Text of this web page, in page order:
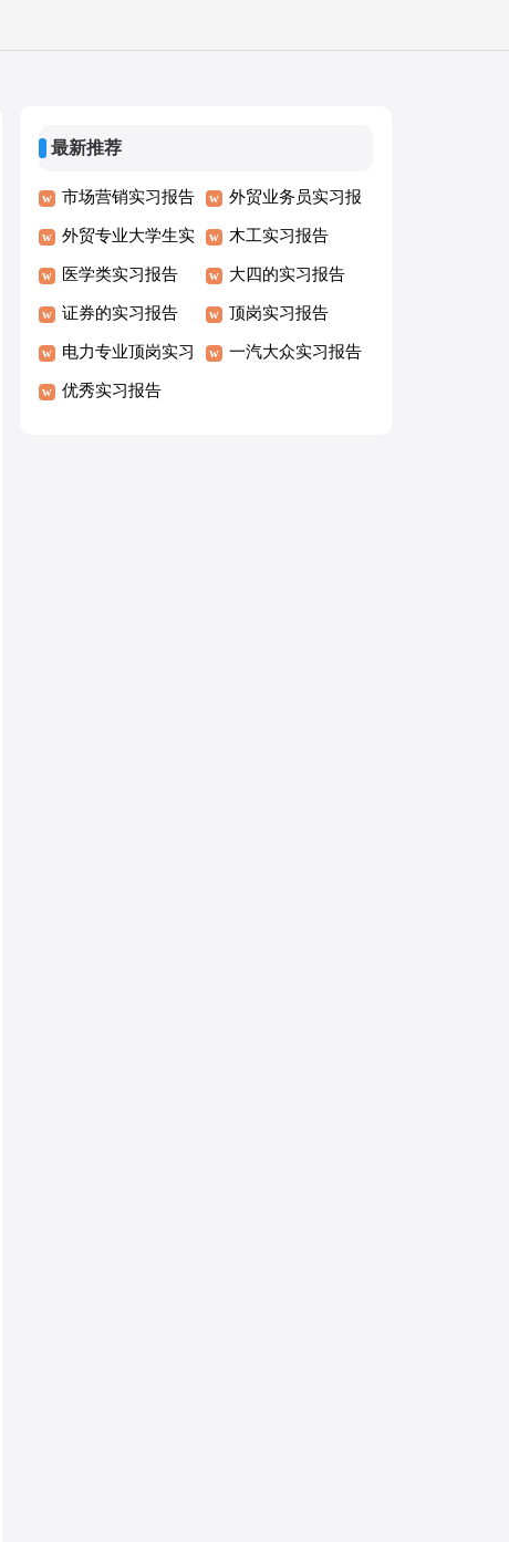
最新推荐
市场营销实习报告 外贸业务员实习报
告
外贸专业大学生实
习报告
木工实习报告
医学类实习报告 大四的实习报告
证券的实习报告 顶岗实习报告
电力专业顶岗实习
报告
一汽大众实习报告
优秀实习报告